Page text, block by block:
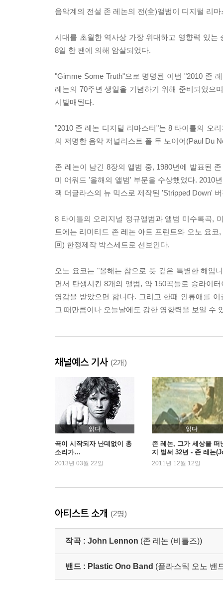
음악계의 전설 존 레논의 전(全)앨범이 디지털 리
시대를 초월한 역사상 가장 위대하고 영향력 있는
8일 한 팬에 의해 암살되었다.
"Gimme Some Truth"으로 명명된 이번 "2010 존
레논의 70주년 생일을 기념하기 위해 준비되었으
시발매된다.
"2010 존 레논 디지털 리마스터"는 8 타이틀의 오
의 저명한 음악 저널리스트 폴 두 노이어(Paul Du
존 레논이 남긴 8장의 앨범 중, 1980년에 발표된
미 어워드 '올해의 앨범' 부문을 수상했었다. 2010
잭 더글라스의 뉴 믹스로 제작된 'Stripped Down'
8 타이틀의 오리지널 정규앨범과 앨범 미수록곡,
트에는 리미티드 존 레논 아트 프린트와 오노 요
回) 한정제작 박스세트로 선보인다.
오노 요코는 "올해는 참으로 뜻 깊은 특별한 해입
면서 탄생시킨 8개의 앨범, 약 150곡들로 송라이
영감을 받았으면 합니다. 그리고 한때 인류애를
그 때만큼이나 오늘날에도 강한 영향력을 보일 수
채널예스 기사 (2개)
읽다
곡이 시작되자 난데없이 총
소리가…
2013년 03월 22일
읽다
존 레논, 그가 세상을 떠
지 벌써 32년 - 존 레논
n Lennon)
2011년 12월 12일
아티스트 소개 (2명)
작곡 : John Lennon (존 레논 (비틀즈))
밴드 : Plastic Ono Band (플라스틱 오노 밴